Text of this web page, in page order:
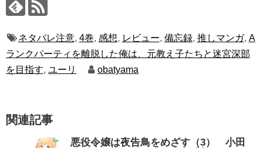
ネタバレ注意, 4巻, 感想, レビュー, 備忘録, 推しマンガ, A
ランクパーティを離脱した俺は、元教え子たちと迷宮深部
を目指す, ユーリ obatyama
関連記事
悪役令嬢は夜告鳥をめざす（3） 小田